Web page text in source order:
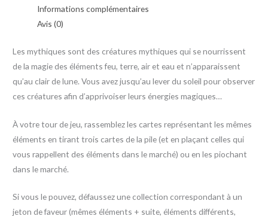
Informations complémentaires
Avis (0)
Les mythiques sont des créatures mythiques qui se nourrissent
de la magie des éléments feu, terre, air et eau et n’apparaissent
qu’au clair de lune. Vous avez jusqu’au lever du soleil pour observer
ces créatures afin d’apprivoiser leurs énergies magiques…
À votre tour de jeu, rassemblez les cartes représentant les mêmes
éléments en tirant trois cartes de la pile (et en plaçant celles qui
vous rappellent des éléments dans le marché) ou en les piochant
dans le marché.
Si vous le pouvez, défaussez une collection correspondant à un
jeton de faveur (mêmes éléments + suite, éléments différents,